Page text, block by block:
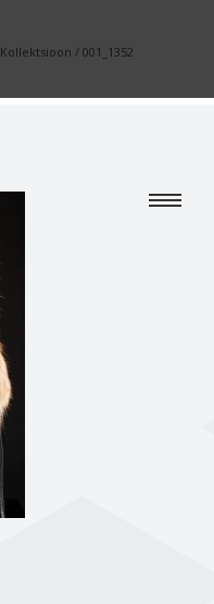
Kollektsioon / 001_1352